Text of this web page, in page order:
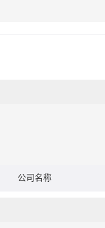
公司名称